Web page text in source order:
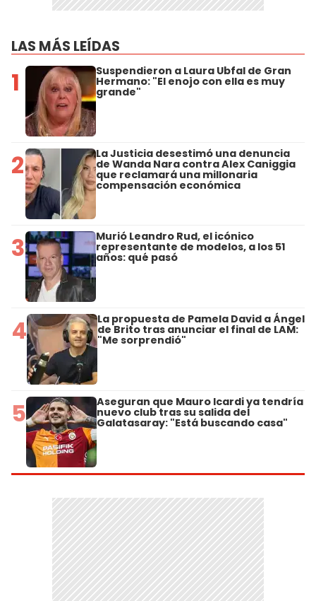
LAS MÁS LEÍDAS
1 Suspendieron a Laura Ubfal de Gran
Hermano: "El enojo con ella es muy
grande"
2 La Justicia desestimó una denuncia
de Wanda Nara contra Alex Caniggia
que reclamará una millonaria
compensación económica
3 Murió Leandro Rud, el icónico
representante de modelos, a los 51
años: qué pasó
4 La propuesta de Pamela David a Ángel
de Brito tras anunciar el final de LAM:
"Me sorprendió"
5 Aseguran que Mauro Icardi ya tendría
nuevo club tras su salida del
Galatasaray: "Está buscando casa"